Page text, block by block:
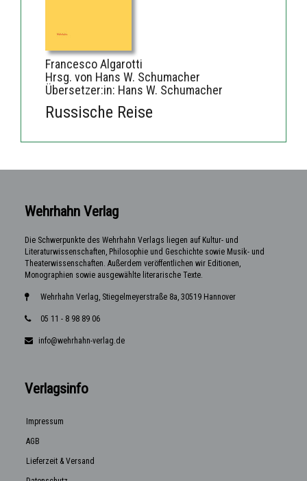
Francesco Algarotti
Hrsg. von Hans W. Schumacher
Übersetzer:in: Hans W. Schumacher
Russische Reise
Wehrhahn Verlag
Die Schwerpunkte des Wehrhahn Verlags liegen auf Kultur- und
Literaturwissenschaften, Philosophie und Geschichte sowie Musik- und
Theaterwissenschaften. Außerdem veröffentlichen wir Editionen,
Monographien sowie ausgewählte literarische Texte.
Wehrhahn Verlag, Stiegelmeyerstraße 8a, 30519 Hannover
05 11 - 8 98 89 06
info@wehrhahn-verlag.de
Verlagsinfo
Impressum
AGB
Lieferzeit & Versand